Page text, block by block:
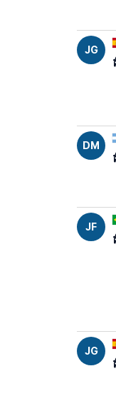
JG
DM
JF
JG